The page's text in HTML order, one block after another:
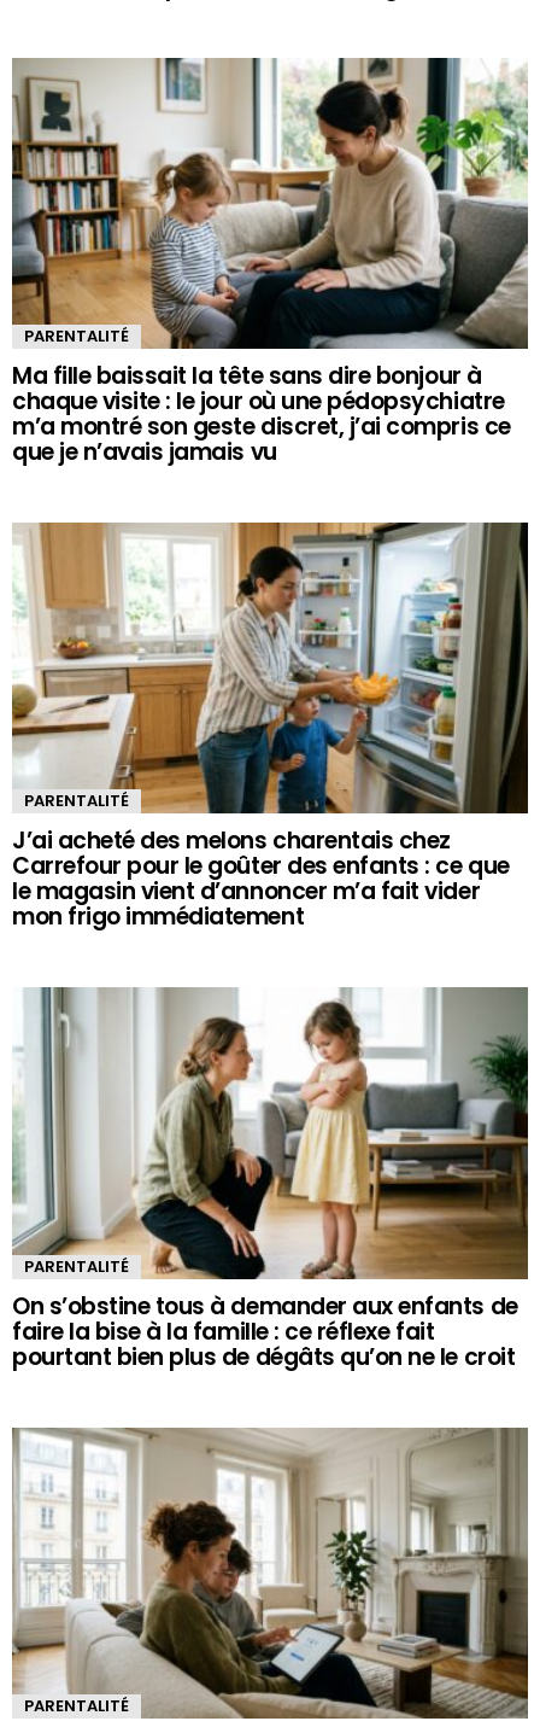
PARENTALITÉ
Ma fille baissait la tête sans dire bonjour à
chaque visite : le jour où une pédopsychiatre
m’a montré son geste discret, j’ai compris ce
que je n’avais jamais vu
PARENTALITÉ
J’ai acheté des melons charentais chez
Carrefour pour le goûter des enfants : ce que
le magasin vient d’annoncer m’a fait vider
mon frigo immédiatement
PARENTALITÉ
On s’obstine tous à demander aux enfants de
faire la bise à la famille : ce réflexe fait
pourtant bien plus de dégâts qu’on ne le croit
PARENTALITÉ